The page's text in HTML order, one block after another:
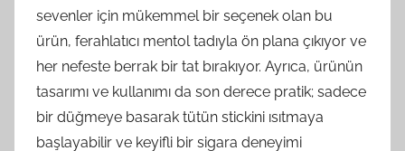
sevenler için mükemmel bir seçenek olan bu
ürün, ferahlatıcı mentol tadıyla ön plana çıkıyor ve
her nefeste berrak bir tat bırakıyor. Ayrıca, ürünün
tasarımı ve kullanımı da son derece pratik; sadece
bir düğmeye basarak tütün stickini ısıtmaya
başlayabilir ve keyifli bir sigara deneyimi